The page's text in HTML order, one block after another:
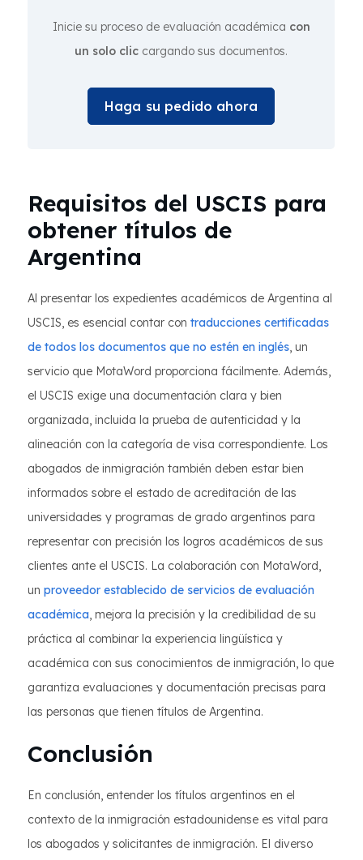
Inicie su proceso de evaluación académica con
un solo clic cargando sus documentos.
Haga su pedido ahora
Requisitos del USCIS para
obtener títulos de
Argentina
Al presentar los expedientes académicos de Argentina al
USCIS, es esencial contar con traducciones certificadas
de todos los documentos que no estén en inglés, un
servicio que MotaWord proporciona fácilmente. Además,
el USCIS exige una documentación clara y bien
organizada, incluida la prueba de autenticidad y la
alineación con la categoría de visa correspondiente. Los
abogados de inmigración también deben estar bien
informados sobre el estado de acreditación de las
universidades y programas de grado argentinos para
representar con precisión los logros académicos de sus
clientes ante el USCIS. La colaboración con MotaWord,
un proveedor establecido de servicios de evaluación
académica, mejora la precisión y la credibilidad de su
práctica al combinar la experiencia lingüística y
académica con sus conocimientos de inmigración, lo que
garantiza evaluaciones y documentación precisas para
las personas que tienen títulos de Argentina.
Conclusión
En conclusión, entender los títulos argentinos en el
contexto de la inmigración estadounidense es vital para
los abogados y solicitantes de inmigración. El diverso